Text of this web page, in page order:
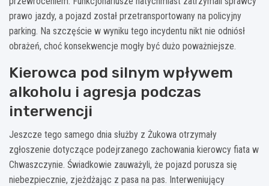
prawo jazdy, a pojazd został przetransportowany na policyjny
parking. Na szczęście w wyniku tego incydentu nikt nie odniósł
obrażeń, choć konsekwencje mogły być dużo poważniejsze.
Kierowca pod silnym wpływem
alkoholu i agresja podczas
interwencji
Jeszcze tego samego dnia służby z Żukowa otrzymały
zgłoszenie dotyczące podejrzanego zachowania kierowcy fiata w
Chwaszczynie. Świadkowie zauważyli, że pojazd porusza się
niebezpiecznie, zjeżdżając z pasa na pas. Interweniujący